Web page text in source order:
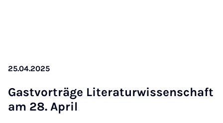
25.04.2025
Gast­vor­trä­ge Li­te­ra­tur­wis­sen­schaft
am 28. April